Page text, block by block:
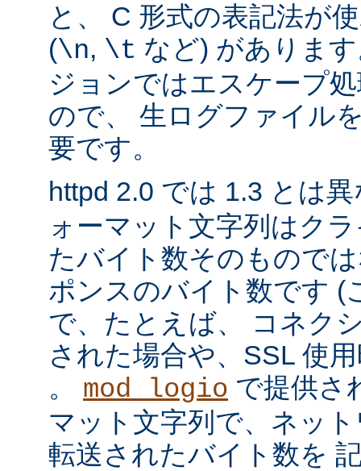
と、 C 形式の表記法が
(\n, \t など) がありま
ジョンではエスケープ
ので、 生ログファイル
要です。
httpd 2.0 では 1.3 とは
ォーマット文字列はク
たバイト数そのもので
ポンスのバイト数です (
で、たとえば、 コネク
された場合や、SSL 使
。 mod_logio で提供さ
マット文字列で、ネッ
転送されたバイト数を